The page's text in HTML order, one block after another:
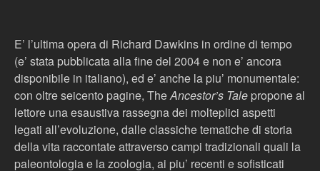
E’ l’ultima opera di Richard Dawkins in ordine di tempo
(e’ stata pubblicata alla fine del 2004 e non e’ ancora
disponibile in italiano), ed e’ anche la piu’ monumentale:
con oltre seicento pagine, TheAncestor’s Tale propone al
lettore una esaustiva rassegna dei molteplici aspetti
legati all’evoluzione, dalle classiche tematiche di storia
della vita raccontate attraverso campi tradizionali quali la
paleontologia e la zoologia, ai piu’ recenti e sofisticati